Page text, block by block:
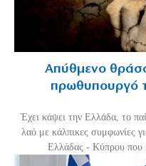
Απύθμενο
πρωθυπουργό
Έχει κάψει την Ελλάδα, το
λαό με κάλπικες συμφωνίες
Ελλάδας - Κύπρου που